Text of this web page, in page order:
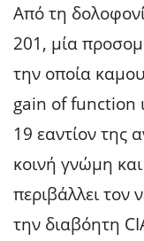
Aπό τη
201, μία
την οποία
gain of function
19 εαντίον της
κοινή γνώμη
περιβάλλει
την διαβόητη